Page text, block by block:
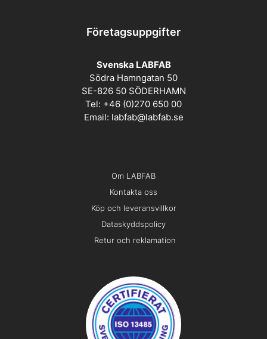
Företagsuppgifter
Svenska LABFAB
Södra Hamngatan 50
SE-826 50 SÖDERHAMN
Tel: +46 (0)270 650 00
Email: labfab@labfab.se
Om LABFAB
Kontakta oss
Köp och leveransvillkor
Dataskyddspolicy
Retur och reklamation